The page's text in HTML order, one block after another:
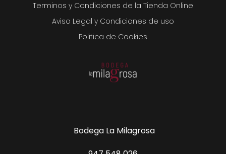
Terminos y Condiciones de la Tienda Online
Aviso Legal y Condiciones de uso
Politica de Cookies
Bodega La Milagrosa